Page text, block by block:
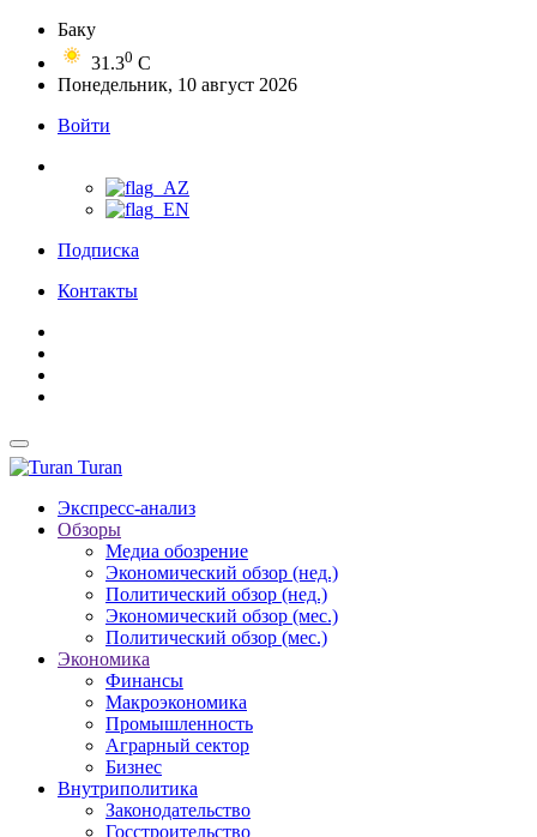
Баку
31.30 C
Понедельник, 10 август 2026
Войти
Подписка
Контакты
Turan
Экспресс-анализ
Обзоры
Медиа обозрение
Экономический обзор (нед.)
Политический обзор (нед.)
Экономический обзор (мес.)
Политический обзор (мес.)
Экономика
Финансы
Макроэкономика
Промышленность
Аграрный сектор
Бизнес
Внутриполитика
Законодательство
Госстроительство